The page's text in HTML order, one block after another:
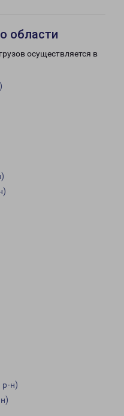
области
осуществляется в
р-н)